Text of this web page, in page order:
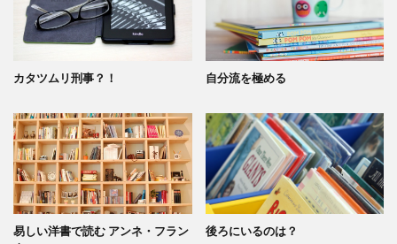
カタツムリ刑事？！ 自分流を極める
易しい洋書で読む アンネ・フラン
後ろにいるのは？